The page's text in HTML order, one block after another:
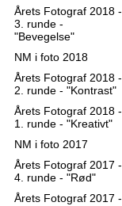
Årets Fotograf 2018 -
3. runde -
"Bevegelse"
NM i foto 2018
Årets Fotograf 2018 -
2. runde - "Kontrast"
Årets Fotograf 2018 -
1. runde - "Kreativt"
NM i foto 2017
Årets Fotograf 2017 -
4. runde - "Rød"
Årets Fotograf 2017 -